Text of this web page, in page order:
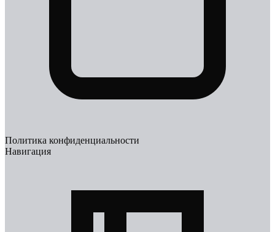
Политика конфиденциальности
Навигация